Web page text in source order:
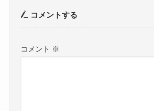
コメントする
コメント ※